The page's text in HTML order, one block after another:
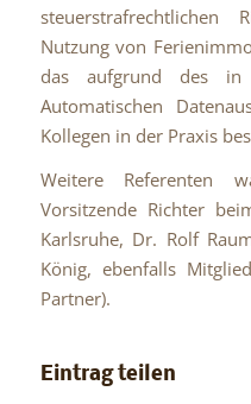
steuerstrafrechtlichen
Nutzung von
das aufgrund des
Automatischen
Kollegen in der Praxis
Weitere Referenten
Vorsitzende Richter
Karlsruhe, Dr. Rolf
König, ebenfalls
Partner).
Eintrag teilen